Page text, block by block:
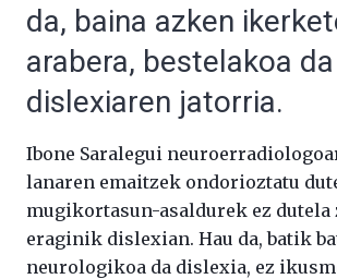
da, baina azken
arabera, bestelakoa da
dislexiaren jatorria.
Ibone Saralegui
lanaren emaitzek ondorioztatu
mugikortasun-asaldurek ez dutela
eraginik dislexian. Hau da, batik
neurologikoa da dislexia, ez